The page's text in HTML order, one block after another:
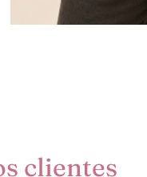
clientes